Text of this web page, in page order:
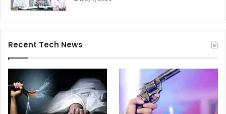
Recent Tech News